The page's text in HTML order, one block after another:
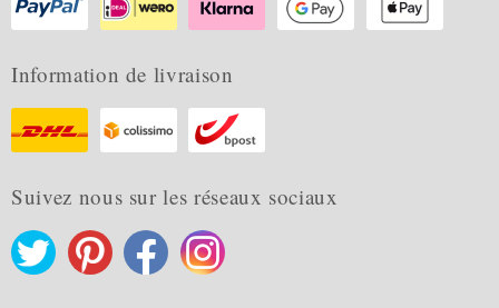
Information de livraison
Suivez nous sur les réseaux sociaux